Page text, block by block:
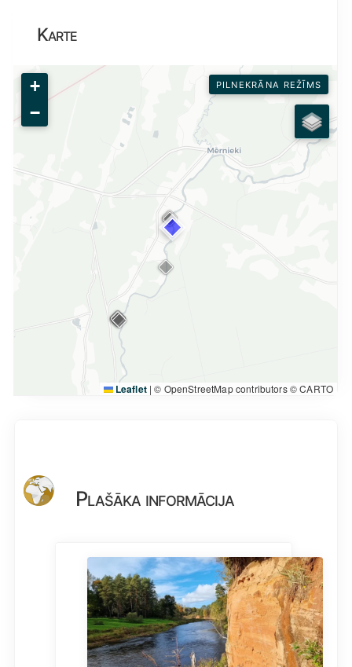
Karte
PILNEKRĀNA REŽĪMS
+
−
Leaflet | © OpenStreetMap contributors © CARTO
Plašāka informācija